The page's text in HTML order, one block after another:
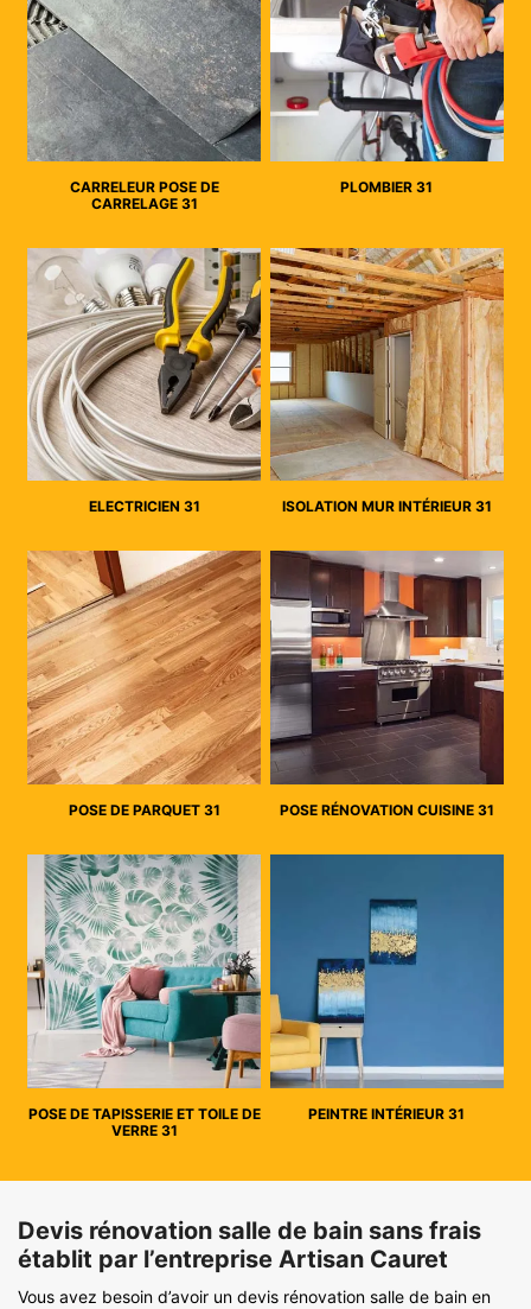
CARRELEUR POSE DE
CARRELAGE 31
PLOMBIER 31
ELECTRICIEN 31 ISOLATION MUR INTÉRIEUR 31
POSE DE PARQUET 31 POSE RÉNOVATION CUISINE 31
POSE DE TAPISSERIE ET TOILE DE
VERRE 31
PEINTRE INTÉRIEUR 31
Devis rénovation salle de bain sans frais
établit par l’entreprise Artisan Cauret
Vous avez besoin d’avoir un devis rénovation salle de bain en